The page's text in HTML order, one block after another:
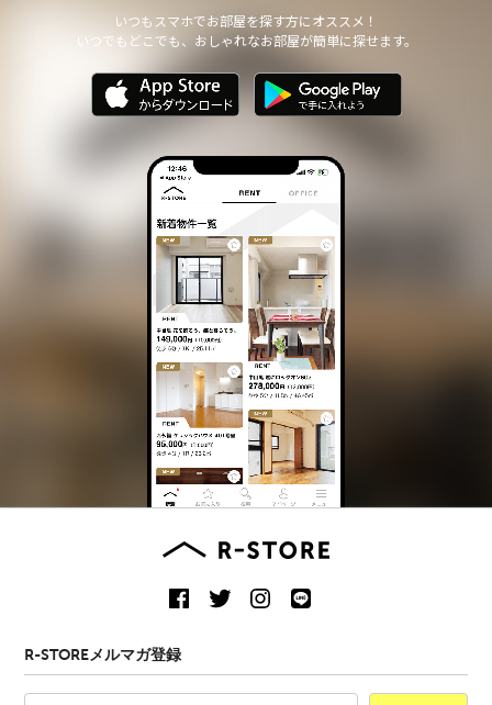
いつもスマホでお部屋を探す方にオススメ！
いつでもどこでも、おしゃれなお部屋が簡単に探せます。
R-STOREメルマガ登録